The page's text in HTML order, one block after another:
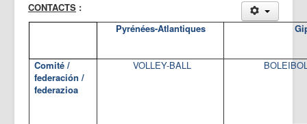
CONTACTS :
Pyrénées-Atlantiques
Comité /
federación /
federazioa
VOLLEY-BALL